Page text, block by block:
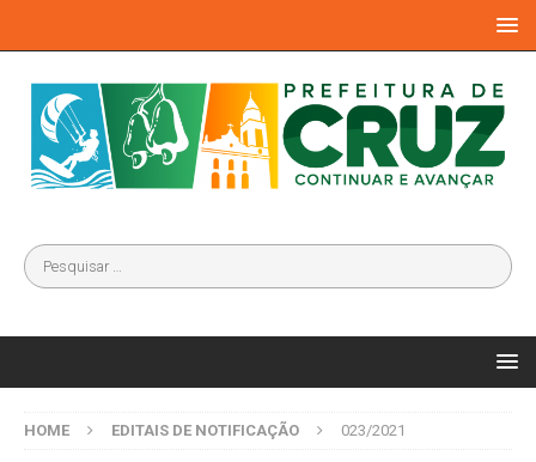
HOME EDITAIS DE NOTIFICAÇÃO 023/2021